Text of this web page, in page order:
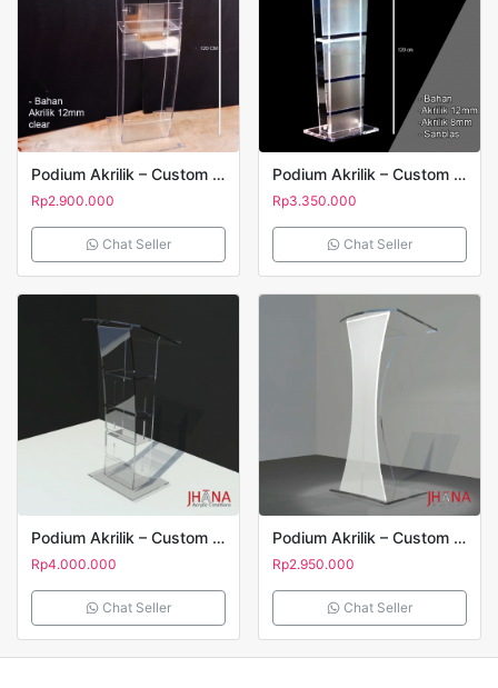
Podium Akrilik – Custom Acrylic Lectern Type PD09
Rp2.900.000
Chat Seller
Podium Akrilik – Custom Acrylic Lectern Type PD12
Rp3.350.000
Chat Seller
Podium Akrilik – Custom Acrylic Lectern Type PD16
Rp4.000.000
Chat Seller
Podium Akrilik – Custom Acrylic Lectern Type PD01
Rp2.950.000
Chat Seller